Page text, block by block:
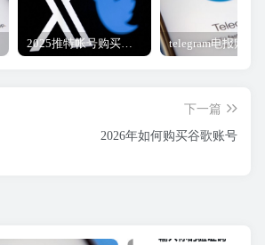
2025推特帐号购买指南|一手推特账号购买自动发货
下一篇
2026年如何购买谷歌账号